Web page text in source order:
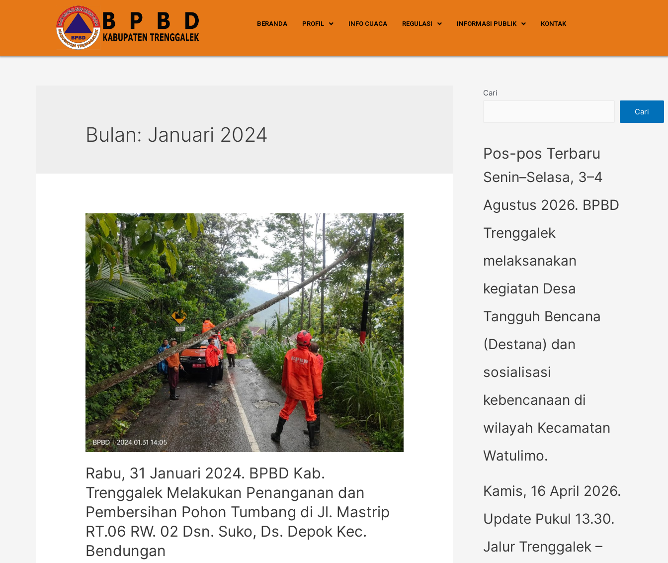
BERANDA PROFIL INFO CUACA REGULASI INFORMASI PUBLIK KONTAK
Bulan: Januari 2024
Rabu, 31 Januari 2024. BPBD Kab.
Trenggalek Melakukan Penanganan dan
Pembersihan Pohon Tumbang di Jl. Mastrip
RT.06 RW. 02 Dsn. Suko, Ds. Depok Kec.
Bendungan
Cari
Cari
Pos-pos Terbaru
Senin–Selasa, 3–4
Agustus 2026. BPBD
Trenggalek
melaksanakan
kegiatan Desa
Tangguh Bencana
(Destana) dan
sosialisasi
kebencanaan di
wilayah Kecamatan
Watulimo.
Kamis, 16 April 2026.
Update Pukul 13.30.
Jalur Trenggalek –